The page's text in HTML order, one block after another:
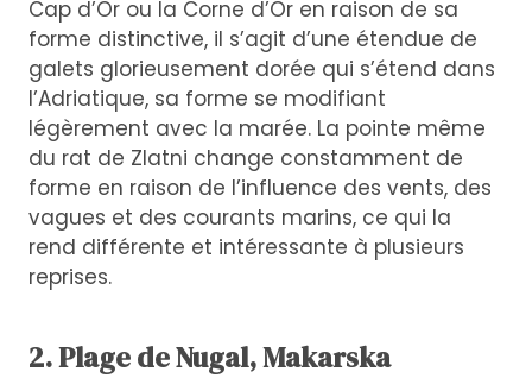
Cap d’Or ou la Corne d’Or en raison de sa
forme distinctive, il s’agit d’une étendue de
galets glorieusement dorée qui s’étend dans
l’Adriatique, sa forme se modifiant
légèrement avec la marée. La pointe même
du rat de Zlatni change constamment de
forme en raison de l’influence des vents, des
vagues et des courants marins, ce qui la
rend différente et intéressante à plusieurs
reprises.
2. Plage de Nugal, Makarska